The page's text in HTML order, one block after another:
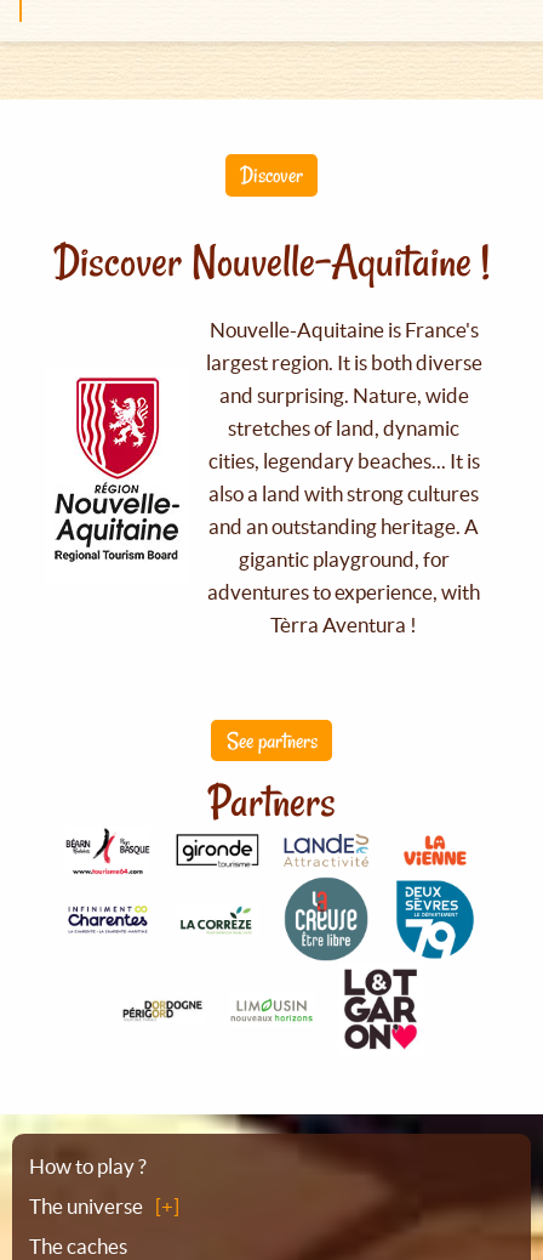
Discover
Discover Nouvelle-Aquitaine !
Nouvelle-Aquitaine is France's
largest region. It is both diverse
and surprising. Nature, wide
stretches of land, dynamic
cities, legendary beaches... It is
also a land with strong cultures
and an outstanding heritage. A
gigantic playground, for
adventures to experience, with
Tèrra Aventura !
See partners
Partners
Sitemap
How to play ?
The universe
The caches